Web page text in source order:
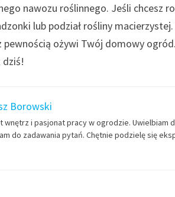
nawozu roślinnego. Jeśli chcesz
lub podział rośliny
ożywi Twój domowy
Borowski
wnętrz i pasjonat pracy w ogrodzie. Uwielbiam
do zadawania pytań. Chętnie podzielę się